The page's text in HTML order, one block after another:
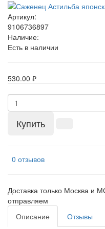
Артикул:
9106736897
Наличие:
Есть в наличии
530.00 ₽
Купить
0 отзывов
Доставка только Москва и
отправляем
Описание
Отзывы